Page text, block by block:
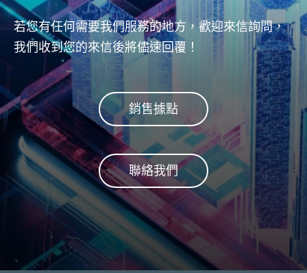
若您有任何需要我們服務的地方，歡迎來信詢問，
我們收到您的來信後將儘速回覆！
銷售據點
聯絡我們